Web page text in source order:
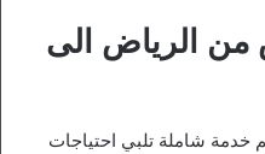
الرياض الى
شاملة تلبي احتياجات